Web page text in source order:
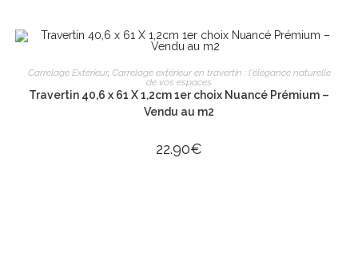
AJOUTER AU PANIER
Carrelage Extérieur, Carrelage extérieur en travertin : l'élégance naturelle
de vos espaces
Travertin 40,6 x 61 X 1,2cm 1er choix Nuancé Prémium –
Vendu au m2
22.90€